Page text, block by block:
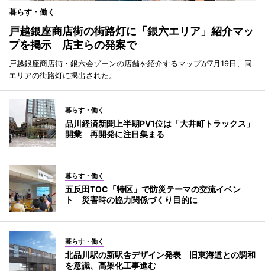
暮らす・働く
戸越銀座商店街の街路灯に「銀六エリア」紹介マッ
プを掲示 店主らの発案で
戸越銀座商店街・銀六会ゾーンの店舗を紹介するマップが7月19日、同
エリアの街路灯に掲出された。
暮らす・働く
品川経済新聞上半期PV1位は「大井町トラックス」
開業 再開発に注目集まる
暮らす・働く
五反田TOC「特区」で防災テーマの交流イベン
ト 災害時の協力関係づくり目的に
暮らす・働く
北品川駅の新駅舎デザイン発表 旧東海道との調和
を意識、高架化工事進む